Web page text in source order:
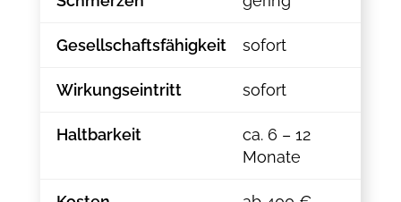
Gesellschaftsfähigkeit sofort
Wirkungseintritt sofort
Haltbarkeit
ca. 6 – 12
Monate